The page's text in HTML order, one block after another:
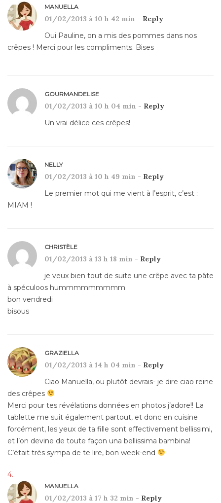
MANUELLA
01/02/2013 à 10 h 42 min - Reply
Oui Pauline, on a mis des pommes dans nos
crêpes ! Merci pour les compliments. Bises
GOURMANDELISE
01/02/2013 à 10 h 04 min - Reply
Un vrai délice ces crêpes!
NELLY
01/02/2013 à 10 h 49 min - Reply
Le premier mot qui me vient à l’esprit, c’est :
MIAM !
CHRISTÈLE
01/02/2013 à 13 h 18 min - Reply
je veux bien tout de suite une crêpe avec ta pâte
à spéculoos hummmmmmmmm
bon vendredi
bisous
GRAZIELLA
01/02/2013 à 14 h 04 min - Reply
Ciao Manuella, ou plutôt devrais- je dire ciao reine
des crêpes
Merci pour tes révélations données en photos j’adore!! La
tablette me suit également partout, et donc en cuisine
forcément, les yeux de ta fille sont effectivement bellissimi,
et l’on devine de toute façon una bellissima bambina!
C’était très sympa de te lire, bon week-end
MANUELLA
01/02/2013 à 17 h 32 min - Reply